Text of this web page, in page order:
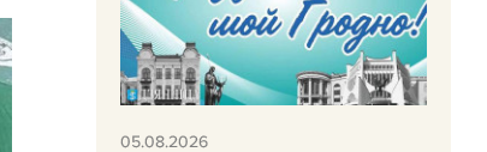
05.08.2026